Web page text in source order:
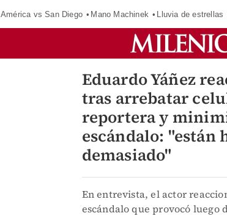
América vs San Diego Mano Machinek Lluvia de estrellas
Eduardo Yáñez
tras arrebatar
reportera y
escándalo: "están
demasiado"
En entrevista, el actor
escándalo que provocó luego